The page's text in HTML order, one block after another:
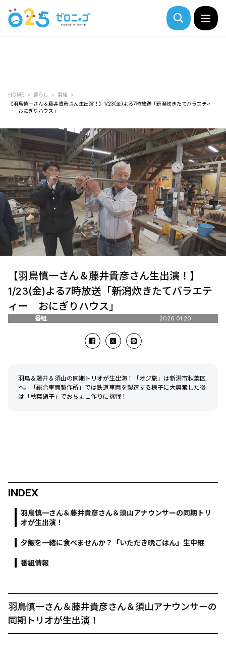
HOME 暮らし
番組
【羽鳥慎一さん＆藤井貴彦さん生出演！】1/23(金)よる7時放送「新潟炊きたてバラエティ
ー おにぎりハウス」
【羽鳥慎一さん＆藤井貴彦さん生出演！】
1/23(金)よる7時放送「新潟炊きたてバラエテ
ィー おにぎりハウス」
番組 2026.01.20
羽鳥＆藤井＆須山の同期トリオが生出演！「オジ旅」は新潟市秋葉区
へ。「総合車両製作所」では鉄道車両を製造する様子に大興奮した後
は「秋葉硝子」でおちょこ作りに挑戦！
INDEX
羽鳥慎一さん＆藤井貴彦さん＆須山アナウンサーの同期トリ
オが生出演！
夕飯を一緒に食べませんか？「いただき晩ごはん」生中継
番組情報
羽鳥慎一さん＆藤井貴彦さん＆須山アナウンサーの
同期トリオが生出演！